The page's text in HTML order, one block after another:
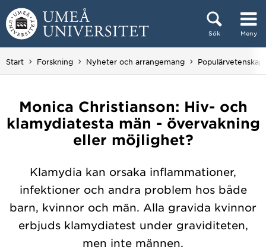
Hoppa direkt till innehållet
Sök Meny
Huvudmenyn dold.
Start Forskning Nyheter och arrangemang
Monica Christianson: Hiv- och
klamydiatesta män - övervakning
eller möjlighet?
Klamydia kan orsaka inflammationer,
infektioner och andra problem hos både
barn, kvinnor och män. Alla gravida kvinnor
erbjuds klamydiatest under graviditeten,
men inte männen.